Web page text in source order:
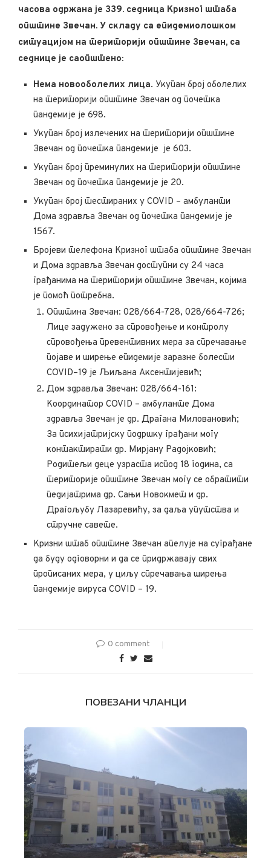
часова одржана је 339. седница Кризног штаба
општине Звечан. У складу са епидемиолошком
ситуацијом на територији општине Звечан, са
седнице је саопштено:
Нема новооболелих лицa. Укупан број оболелих
на територији општине Звечан од почетка
пандемије је 698.
Укупан број излечених на територији општине
Звечан од почетка пандемије је 603.
Укупан број преминулих на територији општине
Звечан од почетка пандемије је 20.
Укупан број тестираних у COVID – амбуланти
Дома здравља Звечан од почетка пандемије је
1567.
Бројеви телефона Кризног штаба општине Звечан
и Дома здравља Звечан доступни су 24 часа
грађанима на територији општине Звечан, којима
је помоћ потребна.
Општина Звечан: 028/664-728, 028/664-726;
Лице задужено за спровођење и контролу
спровођења превентивних мера за спречавање
појаве и ширење епидемије заразне болести
COVID–19 је Љиљана Аксентијевић;
Дом здравља Звечан: 028/664-161:
Координатор COVID – амбуланте Дома
здравља Звечан је др. Драгана Миловановић;
За психијатријску подршку грађани могу
контактирати др. Мирјану Радојковић;
Родитељи деце узраста испод 18 година, са
територије општине Звечан могу се обратити
педијатрима др. Сањи Новокмет и др.
Драгољубу Лазаревићу, за даља упутства и
стручне савете.
Кризни штаб општине Звечан апелује на суграђане
да буду одговорни и да се придржавају свих
прописаних мера, у циљу спречавања ширења
пандемије вируса COVID – 19.
0 comment
ПОВЕЗАНИ ЧЛАНЦИ